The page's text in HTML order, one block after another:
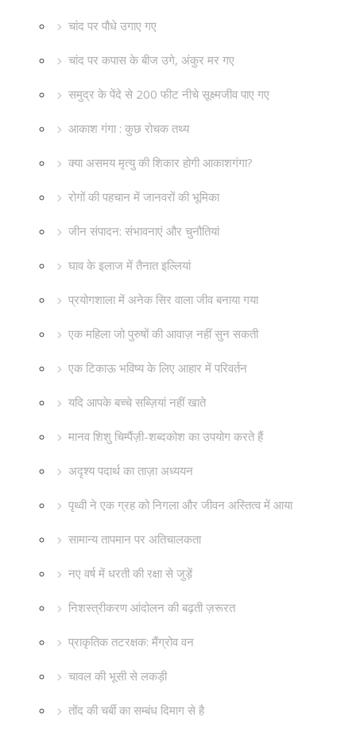
चांद पर पौधे उगाए गए
चांद पर कपास के बीज उगे, अंकुर मर गए
समुद्र के पेंदे से 200 फीट नीचे सूक्ष्मजीव पाए गए
आकाश गंगा : कुछ रोचक तथ्य
क्या असमय मृत्यु की शिकार होगी आकाशगंगा?
रोगों की पहचान में जानवरों की भूमिका
जीन संपादन: संभावनाएं और चुनौतियां
घाव के इलाज में तैनात इल्लियां
प्रयोगशाला में अनेक सिर वाला जीव बनाया गया
एक महिला जो पुरुषों की आवाज़ नहीं सुन सकती
एक टिकाऊ भविष्य के लिए आहार में परिवर्तन
यदि आपके बच्चे सब्ज़ियां नहीं खाते
मानव शिशु चिम्पैंज़ी-शब्दकोश का उपयोग करते हैं
अदृश्य पदार्थ का ताज़ा अध्ययन
पृथ्वी ने एक ग्रह को निगला और जीवन अस्तित्व में आया
सामान्य तापमान पर अतिचालकता
नए वर्ष में धरती की रक्षा से जुड़ें
निशस्त्रीकरण आंदोलन की बढ़ती ज़रूरत
प्राकृतिक तटरक्षक: मैंग्रोव वन
चावल की भूसी से लकड़ी
तोंद की चर्बी का सम्बंध दिमाग से है